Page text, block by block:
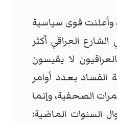
وأعلنت قوى سياسية
الشارع العراقي أكثر
لا يقيسون
بعدد أوامر
الصحفية، وإنما
السنوات الماضية: